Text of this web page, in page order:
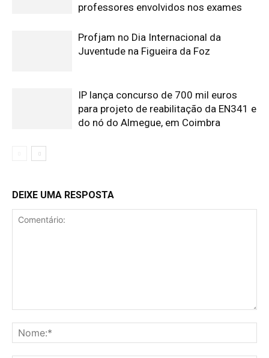
professores envolvidos nos exames
Profjam no Dia Internacional da
Juventude na Figueira da Foz
IP lança concurso de 700 mil euros
para projeto de reabilitação da EN341 e
do nó do Almegue, em Coimbra
DEIXE UMA RESPOSTA